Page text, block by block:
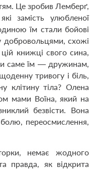
Це зробив Лемберґ,
замість улюбленої
їм стали бойові
добровольцями, схожі
книжці свого сина,
саме їм — дружинам,
тривогу і біль,
клітину тіла? Олена
мами Воїна, який на
безвісти. Вона
переосмислення,
немає жодного
правда, як відкрита